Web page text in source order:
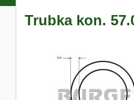
Trubka kon.